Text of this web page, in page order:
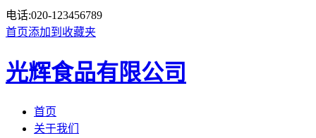
电话:020-123456789
首页添加到收藏夹
光辉食品有限公司
首页
关于我们